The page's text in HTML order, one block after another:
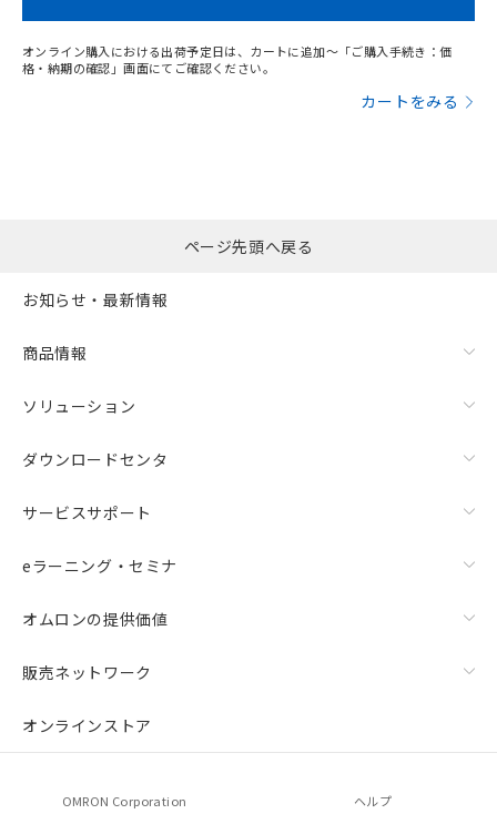
オンライン購入における出荷予定日は、カートに追加～「ご購入手続き：価
格・納期の確認」画面にてご確認ください。
カートをみる
ページ先頭へ戻る
お知らせ・最新情報
商品情報
ソリューション
ダウンロードセンタ
サービスサポート
eラーニング・セミナ
オムロンの提供価値
販売ネットワーク
オンラインストア
OMRON Corporation ヘルプ